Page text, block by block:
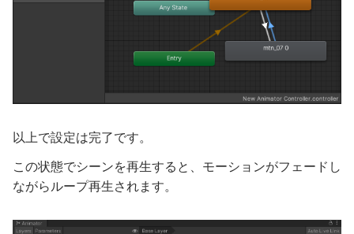
以上で設定は完了です。
この状態でシーンを再生すると、モーションがフェードし
ながらループ再生されます。